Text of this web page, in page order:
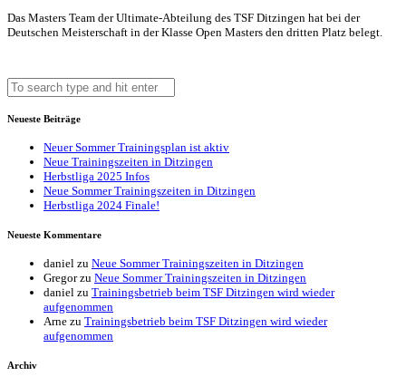
Das Masters Team der Ultimate-Abteilung des TSF Ditzingen hat bei der
Deutschen Meisterschaft in der Klasse Open Masters den dritten Platz belegt.
Neueste Beiträge
Neuer Sommer Trainingsplan ist aktiv
Neue Trainingszeiten in Ditzingen
Herbstliga 2025 Infos
Neue Sommer Trainingszeiten in Ditzingen
Herbstliga 2024 Finale!
Neueste Kommentare
daniel zu Neue Sommer Trainingszeiten in Ditzingen
Gregorzu Neue Sommer Trainingszeiten in Ditzingen
daniel zu Trainingsbetrieb beim TSF Ditzingen wird wieder
aufgenommen
Arne zu Trainingsbetrieb beim TSF Ditzingen wird wieder
aufgenommen
Archiv